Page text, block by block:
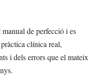
de perfecció i es
clínica real,
i dels errors que el mateix